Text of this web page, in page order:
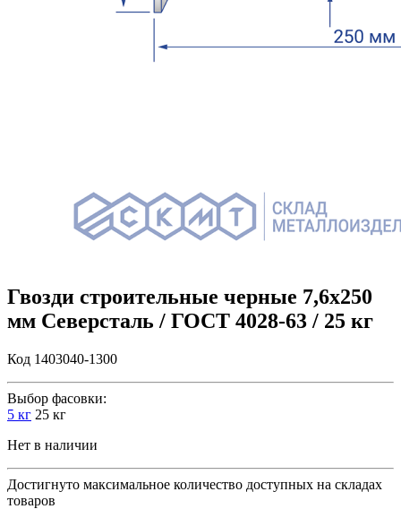
Гвозди строительные черные 7,6х250
мм Северсталь / ГОСТ 4028-63 / 25 кг
Код 1403040-1300
Выбор фасовки:
5 кг 25 кг
Нет в наличии
Достигнуто максимальное количество доступных на складах
товаров